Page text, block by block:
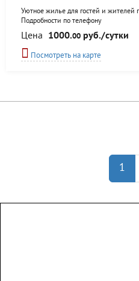
Уютное жилье для гостей и жителей
Подробности по телефону
Цена 1000.00 руб./сутки
Посмотреть на карте
1